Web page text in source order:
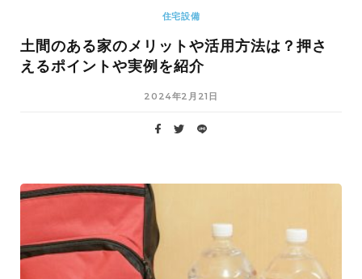
住宅設備
土間のある家のメリットや活用方法は？押さ
えるポイントや実例を紹介
2024年2月21日